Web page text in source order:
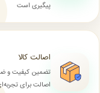
پیگیری است
اصالت کالا
تضمین کیفیت و
اصالت برای